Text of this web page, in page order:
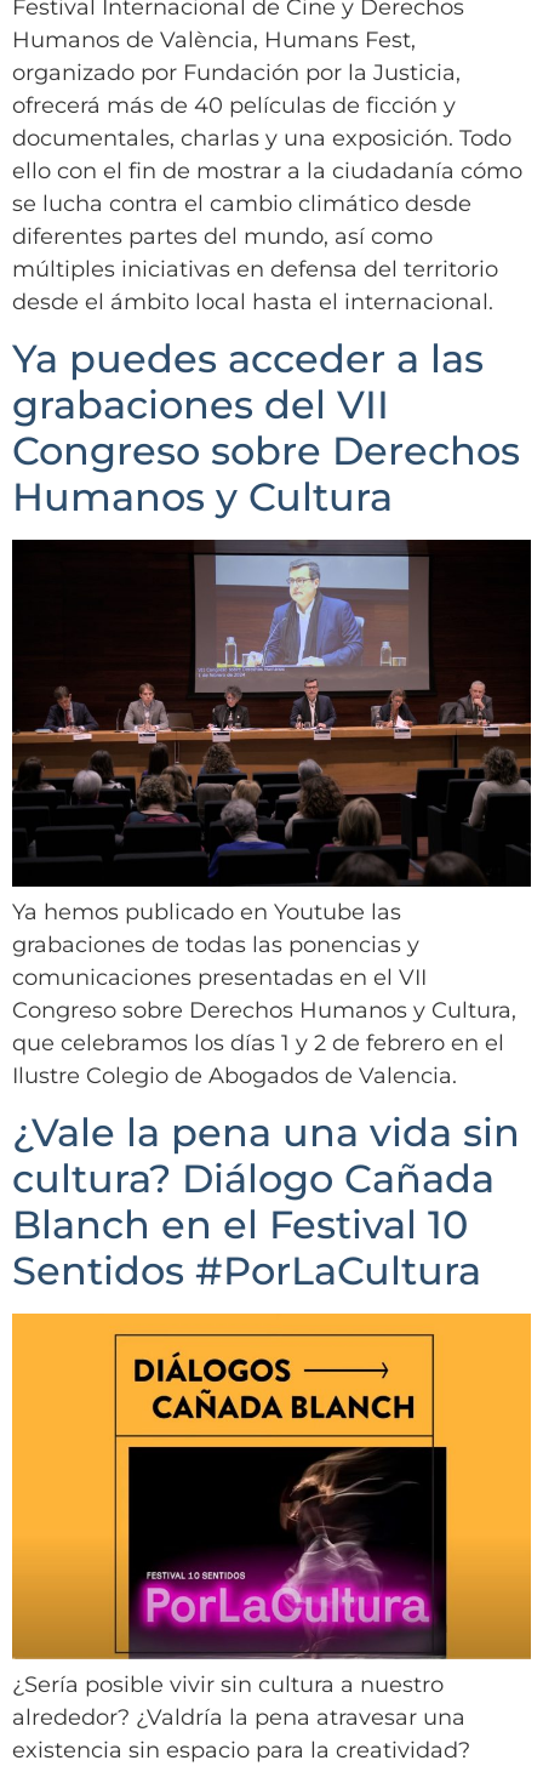
Festival Internacional de Cine y Derechos
Humanos de València, Humans Fest,
organizado por Fundación por la Justicia,
ofrecerá más de 40 películas de ficción y
documentales, charlas y una exposición. Todo
ello con el fin de mostrar a la ciudadanía cómo
se lucha contra el cambio climático desde
diferentes partes del mundo, así como
múltiples iniciativas en defensa del territorio
desde el ámbito local hasta el internacional.
Ya puedes acceder a las
grabaciones del VII
Congreso sobre Derechos
Humanos y Cultura
Ya hemos publicado en Youtube las
grabaciones de todas las ponencias y
comunicaciones presentadas en el VII
Congreso sobre Derechos Humanos y Cultura,
que celebramos los días 1 y 2 de febrero en el
Ilustre Colegio de Abogados de Valencia.
¿Vale la pena una vida sin
cultura? Diálogo Cañada
Blanch en el Festival 10
Sentidos #PorLaCultura
¿Sería posible vivir sin cultura a nuestro
alrededor? ¿Valdría la pena atravesar una
existencia sin espacio para la creatividad?